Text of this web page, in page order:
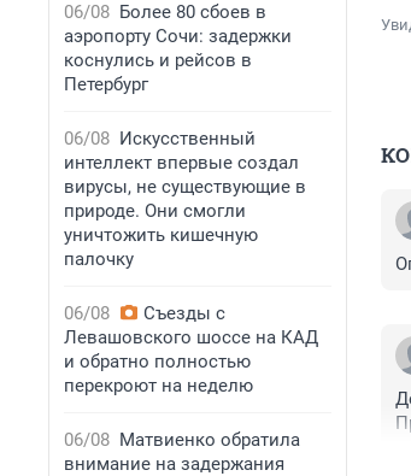
06/08 Более 80 сбоев в
аэропорту Сочи: задержки
коснулись и рейсов в
Петербург
06/08 Искусственный
интеллект впервые создал
вирусы, не существующие в
природе. Они смогли
уничтожить кишечную
палочку
06/08
Съезды с
Левашовского шоссе на КАД
и обратно полностью
перекроют на неделю
06/08 Матвиенко обратила
внимание на задержания